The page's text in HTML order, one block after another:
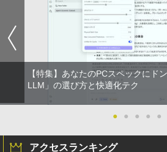
【特集】あなたのPCスペックにド
LLM」の選び方と快適化テク
● ● ● ● ●
アクセスランキング